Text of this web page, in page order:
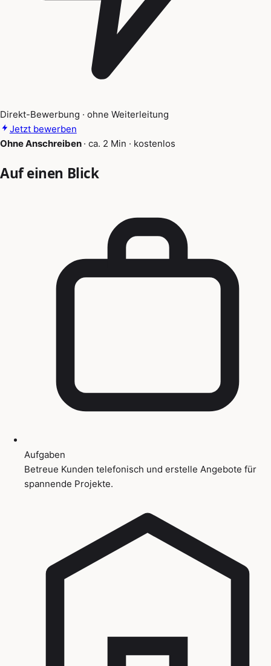
Direkt-Bewerbung · ohne Weiterleitung
Jetzt bewerben
Ohne Anschreiben · ca. 2 Min · kostenlos
Auf einen Blick
Aufgaben
Betreue Kunden telefonisch und erstelle Angebote für
spannende Projekte.